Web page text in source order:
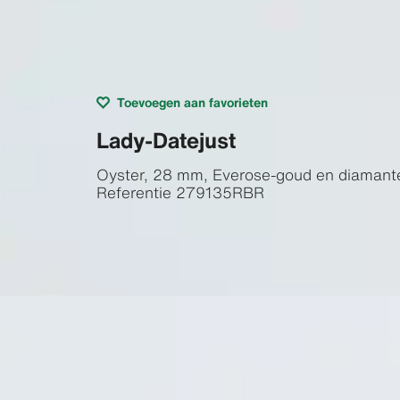
Toevoegen aan favorieten
Lady-Datejust
Oyster, 28 mm, Everose-goud en
Referentie 279135RBR